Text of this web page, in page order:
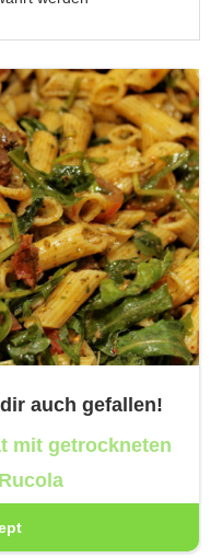
auch gefallen!
mit getrockneten